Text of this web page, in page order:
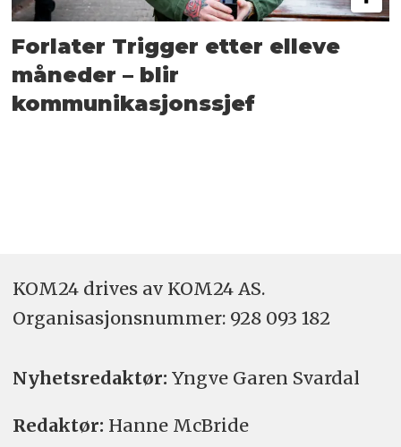
Forlater Trigger etter elleve
måneder – blir
kommunikasjonssjef
KOM24 drives av KOM24 AS.
Organisasjons­nummer: 928 093 182
Nyhetsredaktør: Yngve Garen Svardal
Redaktør: Hanne McBride